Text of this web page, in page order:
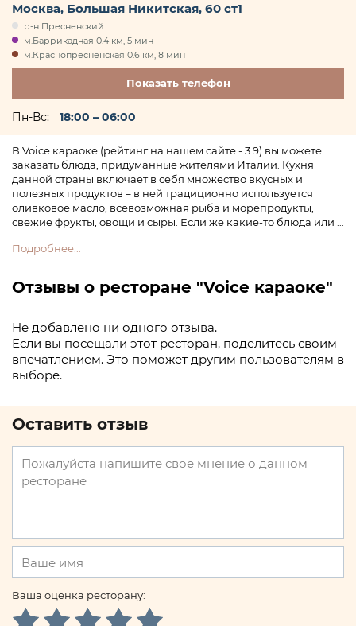
Москва, Большая Никитская, 60 ст1
р-н Пресненский
м.Баррикадная 0.4 км, 5 мин
м.Краснопресненская 0.6 км, 8 мин
Показатьтелефон
Пн-Вс: 18:00 – 06:00
В Voice караоке (рейтинг на нашем сайте - 3.9) вы можете
заказать блюда, придуманные жителями Италии. Кухня
данной страны включает в себя множество вкусных и
полезных продуктов – в ней традиционно используется
оливковое масло, всевозможная рыба и морепродукты,
свежие фрукты, овощи и сыры. Если же какие-то блюда или ...
Подробнее...
Отзывы о ресторане "Voice караоке"
Не добавлено ни одного отзыва.
Если вы посещали этот ресторан, поделитесь своим
впечатлением. Это поможет другим пользователям в
выборе.
Оставить отзыв
Ваша оценка ресторану: